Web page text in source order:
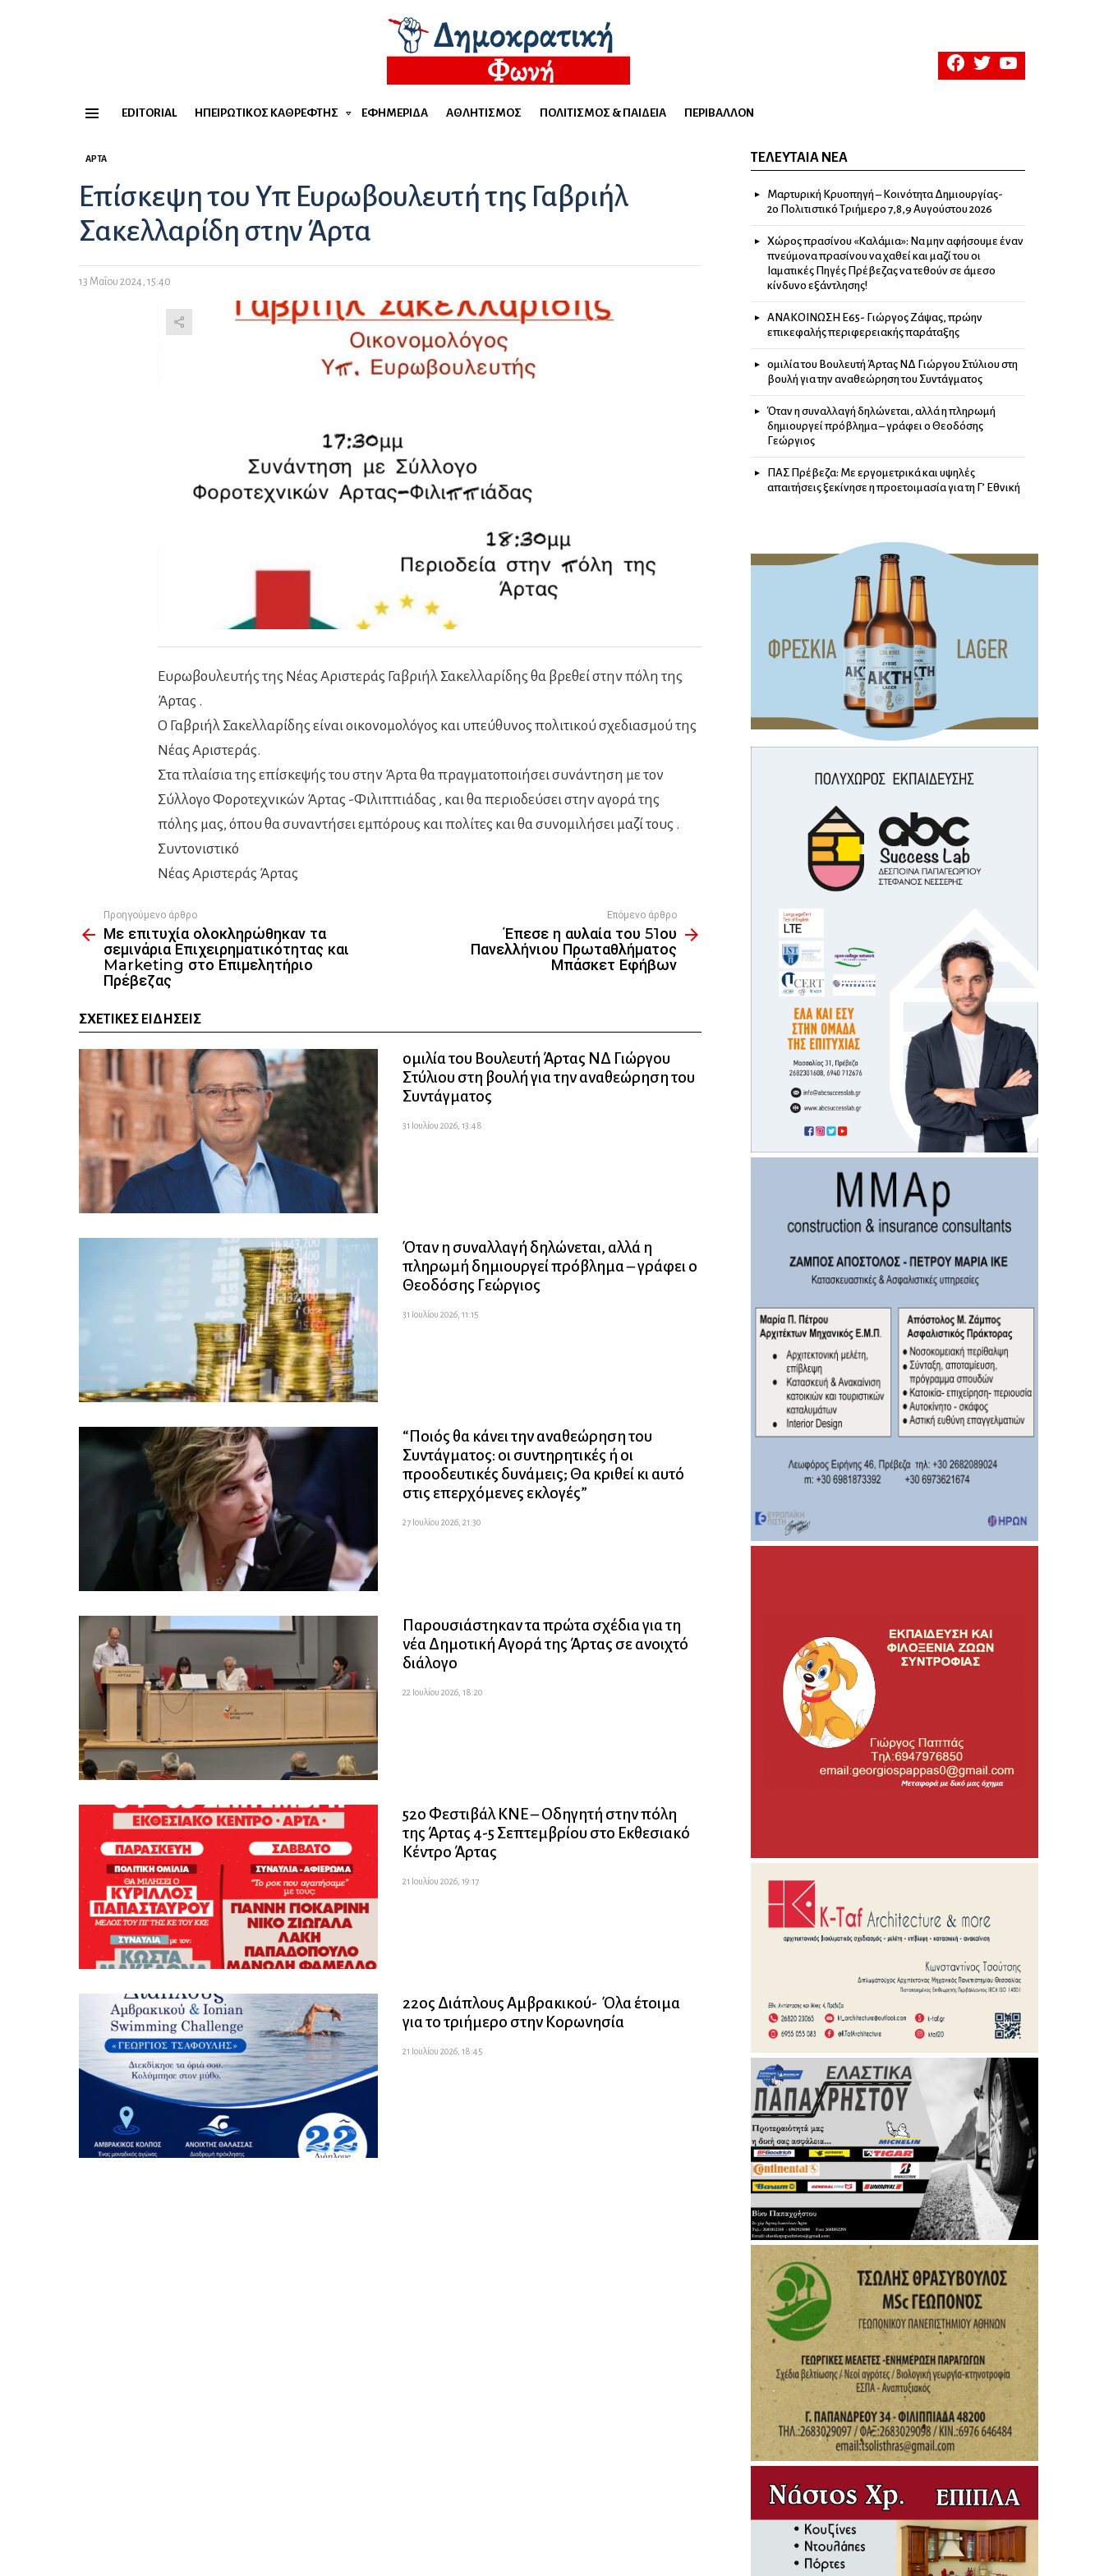
facebooktwitteryoutube
EDITORIAL ΗΠΕΙΡΏΤΙΚΟΣ ΚΑΘΡΈΦΤΗΣ ΕΦΗΜΕΡΊΔΑ ΑΘΛΗΤΙΣΜΌΣ ΠΟΛΙΤΙΣΜΌΣ & ΠΑΙΔΕΊΑ ΠΕΡΙΒΆΛΛΟΝ
ΆΡΤΑ
Επίσκεψη του Υπ Ευρωβουλευτή της Γαβριήλ
Σακελλαρίδη στην Άρτα
13 Μαΐου 2024, 15:40
Ευρωβουλευτής της Νέας Αριστεράς Γαβριήλ Σακελλαρίδης θα βρεθεί στην πόλη της
Άρτας .
Ο Γαβριήλ Σακελλαρίδης είναι οικονομολόγος και υπεύθυνος πολιτικού σχεδιασμού της
Νέας Αριστεράς.
Στα πλαίσια της επίσκεψής του στην Άρτα θα πραγματοποιήσει συνάντηση με τον
Σύλλογο Φοροτεχνικών Άρτας -Φιλιππιάδας , και θα περιοδεύσει στην αγορά της
πόλης μας, όπου θα συναντήσει εμπόρους και πολίτες και θα συνομιλήσει μαζί τους .
Συντονιστικό
Νέας Αριστεράς Άρτας
more
Προηγούμενο άρθρο
Με επιτυχία ολοκληρώθηκαν τα
σεμινάρια Επιχειρηματικότητας και
Marketing στο Επιμελητήριο
Πρέβεζας
Επόμενο άρθρο
Έπεσε η αυλαία του 51ου
Πανελλήνιου Πρωταθλήματος
Μπάσκετ Εφήβων
ΣΧΕΤΙΚΈΣ ΕΙΔΉΣΕΙΣ
ομιλία του Βουλευτή Άρτας ΝΔ Γιώργου
Στύλιου στη βουλή για την αναθεώρηση του
Συντάγματος
31 Ιουλίου 2026, 13:48
Όταν η συναλλαγή δηλώνεται, αλλά η
πληρωμή δημιουργεί πρόβλημα – γράφει ο
Θεοδόσης Γεώργιος
31 Ιουλίου 2026, 11:15
“Ποιός θα κάνει την αναθεώρηση του
Συντάγματος: οι συντηρητικές ή οι
προοδευτικές δυνάμεις; Θα κριθεί κι αυτό
στις επερχόμενες εκλογές”
27 Ιουλίου 2026, 21:30
Παρουσιάστηκαν τα πρώτα σχέδια για τη
νέα Δημοτική Αγορά της Άρτας σε ανοιχτό
διάλογο
22 Ιουλίου 2026, 18:20
52ο Φεστιβάλ ΚΝΕ – Οδηγητή στην πόλη
της Άρτας 4-5 Σεπτεμβρίου στο Εκθεσιακό
Κέντρο Άρτας
21 Ιουλίου 2026, 19:17
22ος Διάπλους Αμβρακικού- Όλα έτοιμα
για το τριήμερο στην Κορωνησία
21 Ιουλίου 2026, 18:45
ΤΕΛΕΥΤΑΊΑ ΝΈΑ
Μαρτυρική Κρυοπηγή – Κοινότητα Δημιουργίας-
2ο Πολιτιστικό Τριήμερο 7,8,9 Αυγούστου 2026
Χώρος πρασίνου «Καλάμια»: Να μην αφήσουμε έναν
πνεύμονα πρασίνου να χαθεί και μαζί του οι
Ιαματικές Πηγές Πρέβεζας να τεθούν σε άμεσο
κίνδυνο εξάντλησης!
ΑΝΑΚΟΙΝΩΣΗ Ε65- Γιώργος Ζάψας, πρώην
επικεφαλής περιφερειακής παράταξης
ομιλία του Βουλευτή Άρτας ΝΔ Γιώργου Στύλιου στη
βουλή για την αναθεώρηση του Συντάγματος
Όταν η συναλλαγή δηλώνεται, αλλά η πληρωμή
δημιουργεί πρόβλημα – γράφει ο Θεοδόσης
Γεώργιος
ΠΑΣ Πρέβεζα: Με εργομετρικά και υψηλές
απαιτήσεις ξεκίνησε η προετοιμασία για τη Γ’ Εθνική